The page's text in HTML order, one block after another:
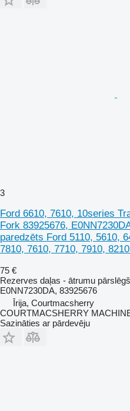
3
Ford 6610, 7610, 10series
Fork 83925676,
paredzēts Ford 5110, 5610,
7810, 7610, 7710, 7910,
75 €
Rezerves daļas - ātrumu
E0NN7230DA, 83925676
Īrija, Courtmacsherry
COURTMACSHERRY
Sazināties ar pārdevēju